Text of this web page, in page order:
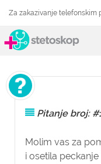
Za zakazivanje telefonskim
Pitanje broj:
Molim vas za
i osetila